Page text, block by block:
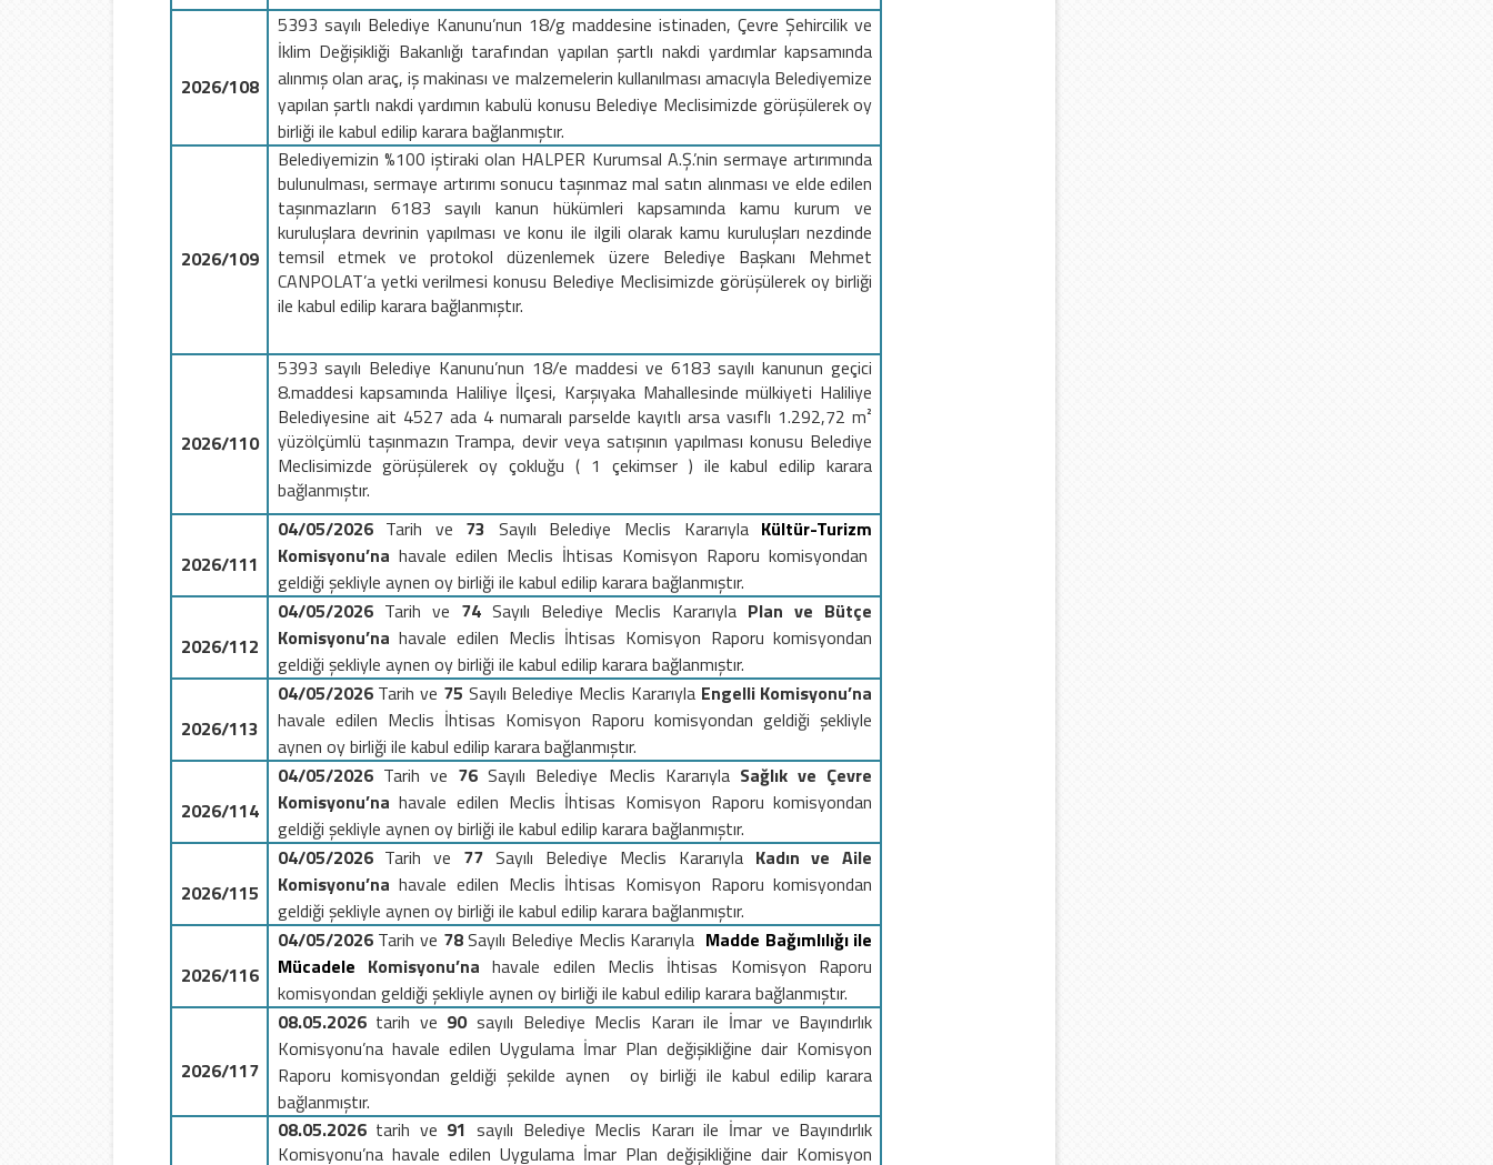
2026/108
5393 sayılı Belediye Kanunu’nun 18/g maddesine istinaden, Çevre Şehircilik ve
İklim Değişikliği Bakanlığı tarafından yapılan şartlı nakdi yardımlar kapsamında
alınmış olan araç, iş makinası ve malzemelerin kullanılması amacıyla Belediyemize
yapılan şartlı nakdi yardımın kabulü konusu Belediye Meclisimizde görüşülerek oy
birliği ile kabul edilip karara bağlanmıştır.
2026/109
Belediyemizin %100 iştiraki olan HALPER Kurumsal A.Ş.’nin sermaye artırımında
bulunulması, sermaye artırımı sonucu taşınmaz mal satın alınması ve elde edilen
taşınmazların 6183 sayılı kanun hükümleri kapsamında kamu kurum ve
kuruluşlara devrinin yapılması ve konu ile ilgili olarak kamu kuruluşları nezdinde
temsil etmek ve protokol düzenlemek üzere Belediye Başkanı Mehmet
CANPOLAT’a yetki verilmesikonusu Belediye Meclisimizde görüşülerek oy birliği
ile kabul edilip karara bağlanmıştır.
2026/110
5393 sayılı Belediye Kanunu’nun 18/e maddesi ve 6183 sayılı kanunun geçici
8.maddesi kapsamında Haliliye İlçesi, Karşıyaka Mahallesinde mülkiyeti Haliliye
Belediyesine ait 4527 ada 4 numaralı parselde kayıtlı arsa vasıflı 1.292,72 m²
yüzölçümlü taşınmazın Trampa, devir veya satışının yapılmasıkonusu Belediye
Meclisimizde görüşülerek oy çokluğu ( 1 çekimser ) ile kabul edilip karara
bağlanmıştır.
2026/111
04/05/2026 Tarih ve 73 Sayılı Belediye Meclis KararıylaKültür-Turizm
Komisyonu’na havale edilen Meclis İhtisas Komisyon Raporu komisyondan
geldiği şekliyle aynen oy birliği ile kabul edilip karara bağlanmıştır.
2026/112
04/05/2026 Tarih ve 74 Sayılı Belediye Meclis Kararıyla Plan ve Bütçe
Komisyonu’na havale edilen Meclis İhtisas Komisyon Raporu komisyondan
geldiği şekliyle aynen oy birliği ile kabul edilip karara bağlanmıştır.
2026/113
04/05/2026 Tarih ve 75 Sayılı Belediye Meclis KararıylaEngelli Komisyonu’na
havale edilen Meclis İhtisas Komisyon Raporu komisyondan geldiği şekliyle
aynen oy birliği ile kabul edilip karara bağlanmıştır.
2026/114
04/05/2026 Tarih ve 76Sayılı Belediye Meclis Kararıyla Sağlık ve Çevre
Komisyonu’na havale edilen Meclis İhtisas Komisyon Raporu komisyondan
geldiği şekliyle aynen oy birliği ile kabul edilip karara bağlanmıştır.
2026/115
04/05/2026 Tarih ve 77Sayılı Belediye Meclis KararıylaKadın ve Aile
Komisyonu’na havale edilen Meclis İhtisas Komisyon Raporu komisyondan
geldiği şekliyle aynen oy birliği ile kabul edilip karara bağlanmıştır.
2026/116
04/05/2026 Tarih ve 78Sayılı Belediye Meclis Kararıyla Madde Bağımlılığı ile
Mücadele Komisyonu’na havale edilen Meclis İhtisas Komisyon Raporu
komisyondan geldiği şekliyle aynen oy birliği ile kabul edilip karara bağlanmıştır.
2026/117
08.05.2026tarih ve 90sayılı Belediye Meclis Kararı ile İmar ve Bayındırlık
Komisyonu’na havale edilen Uygulama İmar Plan değişikliğine dair Komisyon
Raporu komisyondan geldiği şekilde aynen oy birliği ile kabul edilip karara
bağlanmıştır.
08.05.2026tarih ve 91 sayılı Belediye Meclis Kararı ile İmar ve Bayındırlık
Komisyonu’na havale edilen Uygulama İmar Plan değişikliğine dair Komisyon